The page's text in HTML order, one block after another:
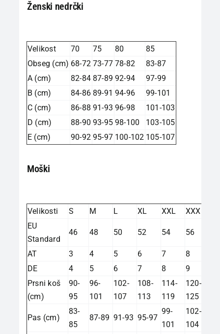
Ženski nedrčki
Velikost 70 75 80
85
Obseg (cm) 68-72 73-77 78-82
83-87
A (cm)
82-84 87-89 92-94
97-99
B (cm)
84-86 89-91 94-96
99-101
C (cm)
86-88 91-93 96-98
101-103
D (cm)
88-90 93-95 98-100
103-105
E (cm)
90-92 95-97 100-102 105-107
Moški
Velikosti S M L XL XXL
XXXL
EU
Standard
46 48 50 52 54 56
AT 3 4 5 6 7
8
DE
4 5 6 7 8
9
Prsni koš
(cm)
90-
95
96-
101
102-
107
108-
113
114-
119
120-
125
Pas (cm)
83-
85
87-89 91-93 95-97
99-
101
102-
104